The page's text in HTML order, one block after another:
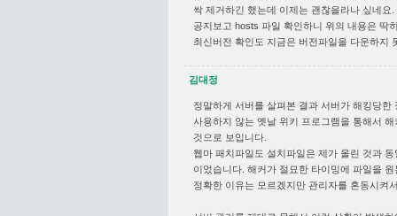
싹 제거하긴 했는데 이제는 괜찮을라나 싶네요.
공지보고 hosts 파일 확인하니 위의 내용은 딱
최신버전 확인도 지금은 버전파일을 다운하지
김대정
정말하게 서버를 살펴본 결과 서버가 해킹당한
사용하지 않는 옛날 위키 프로그램을 통해서
것으로 보입니다.
웹마 패치파일도 설치파일은 제가 올린 것과
이었습니다. 해커가 절묘한 타이밍에 파일을
정확한 이유는 모르겠지만 관리자를 혼동시켜